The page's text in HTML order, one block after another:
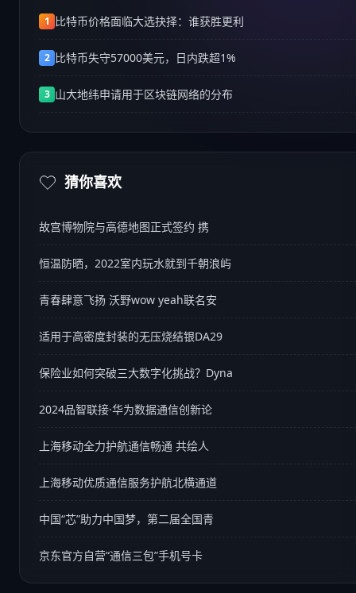
1 比特币价格面临大选抉择：谁获胜更利
2 比特币失守57000美元，日内跌超1%
3 山大地纬申请用于区块链网络的分布
猜你喜欢
故宫博物院与高德地图正式签约 携
恒温防晒，2022室内玩水就到千朝浪屿
青春肆意飞扬 沃野wow yeah联名安
适用于高密度封装的无压烧结银DA29
保险业如何突破三大数字化挑战？Dyna
2024品智联接·华为数据通信创新论
上海移动全力护航通信畅通 共绘人
上海移动优质通信服务护航北横通道
中国“芯”助力中国梦，第二届全国青
京东官方自营“通信三包”手机号卡